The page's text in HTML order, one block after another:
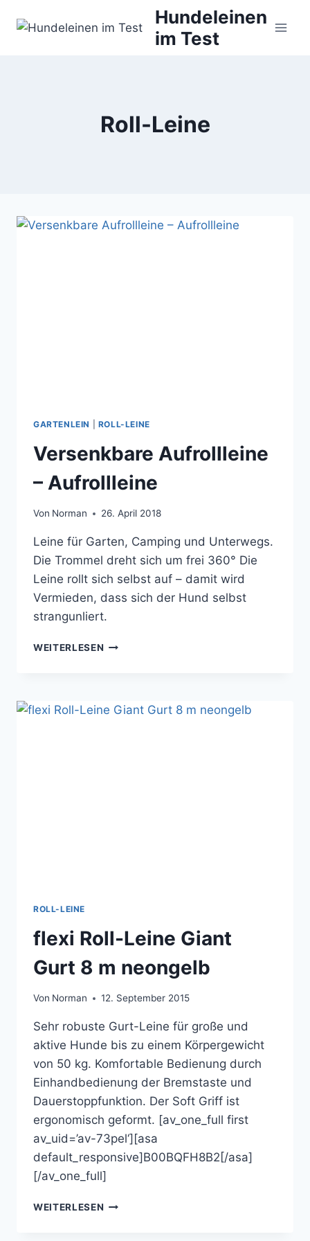
Inhalt
Hundeleinen
im Test
Roll-Leine
GARTENLEIN ROLL-LEINE
Versenkbare Aufrollleine
– Aufrollleine
Von Norman 26. April 2018
Leine für Garten, Camping und Unterwegs.
Die Trommel dreht sich um frei 360° Die
Leine rollt sich selbst auf – damit wird
Vermieden, dass sich der Hund selbst
strangunliert.
WEITERLESEN VERSENKBARE
ROLL-LEINE
flexi Roll-Leine Giant
Gurt 8 m neongelb
Von Norman 12. September 2015
Sehr robuste Gurt-Leine für große und
aktive Hunde bis zu einem Körpergewicht
von 50 kg. Komfortable Bedienung durch
Einhandbedienung der Bremstaste und
Dauerstoppfunktion. Der Soft Griff ist
ergonomisch geformt. [av_one_full first
av_uid=’av-73pel‘][asa
default_responsive]B00BQFH8B2[/asa]
[/av_one_full]
WEITERLESEN FLEXI